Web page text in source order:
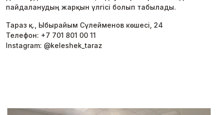
пайдаланудың жарқын үлгісі болып табылады.
Тараз қ., Ыбырайым Сүлейменов көшесі, 24
Телефон: +7 701 801 00 11
Instagram: @keleshek_taraz